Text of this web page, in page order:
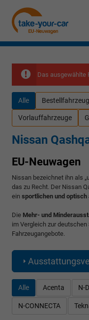
Das ausgewählte
Alle
Vorlauffahrzeuge
Nissan
EU-Neuwagen
Nissan bezeichnet ihn als
das zu Recht. Der Nissan
ein sportlichen und optisch
Die Mehr- und
im Vergleich zur
Fahrzeugangebote.
Alle Acenta N-
N-CONNECTA